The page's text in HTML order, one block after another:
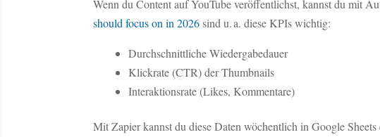
Wenn du Content auf YouTube veröffentlichst, kannst du mit
should focus on in 2026sind u. a. diese KPIs wichtig:
Durchschnittliche Wiedergabedauer
Klickrate (CTR) der Thumbnails
Interaktionsrate (Likes, Kommentare)
Mit Zapier kannst du diese Daten wöchentlich in Google